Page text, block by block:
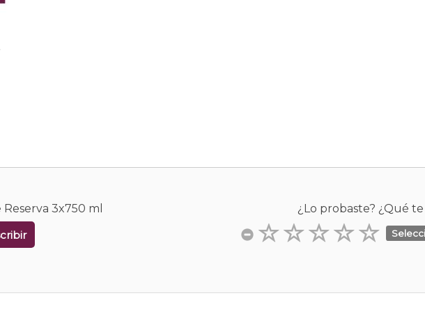
3x750 ml
¿Lo probaste? ¿Qué